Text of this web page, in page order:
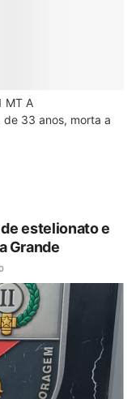
MT A
de 33 anos, morta a
estelionato e
Grande